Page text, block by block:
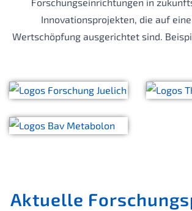
Innovationsprojekten, die auf
Wertschöpfung ausgerichtet sind.
Aktuelle